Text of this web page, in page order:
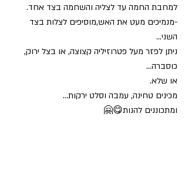
למחבת החמה עד לצליה והשחמה בצד אחד.
-מנמיכים מעט את האש,מוסיפים לצלות בצד
השני...
ניתן לפזר מעל פטרוזיליה קצוצה, או בצל ירוק,
כוסברה...
או שלא.
מכינים טחינה, עמבה וסלט ירקות...
ומתכוננים להנות😋🤗